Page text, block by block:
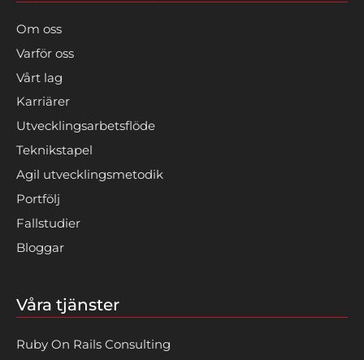
Om oss
Varför oss
Vårt lag
Karriärer
Utvecklingsarbetsflöde
Teknikstapel
Agil utvecklingsmetodik
Portfölj
Fallstudier
Bloggar
Våra tjänster
Ruby On Rails Consulting